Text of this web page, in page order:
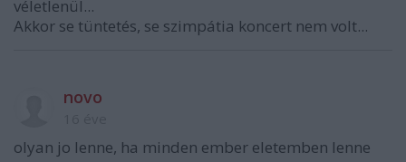
véletlenül...
Akkor se tüntetés, se szimpátia koncert nem volt...
novo
olyan jo lenne, ha minden ember eletemben lenne